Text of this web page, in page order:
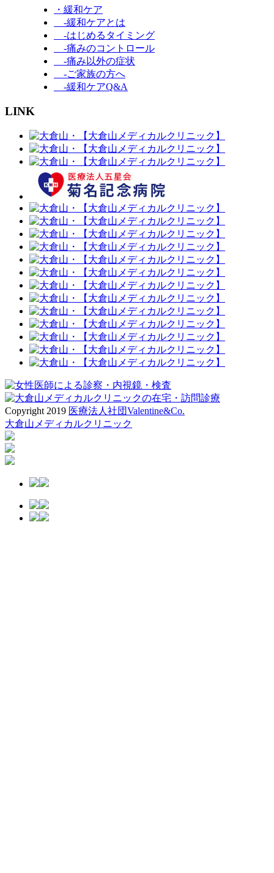
・緩和ケア
-緩和ケアとは
-はじめるタイミング
-痛みのコントロール
-痛み以外の症状
-ご家族の方へ
-緩和ケアQ&A
LINK
Copyright 2019 医療法人社団Valentine&Co.
大倉山メディカルクリニック